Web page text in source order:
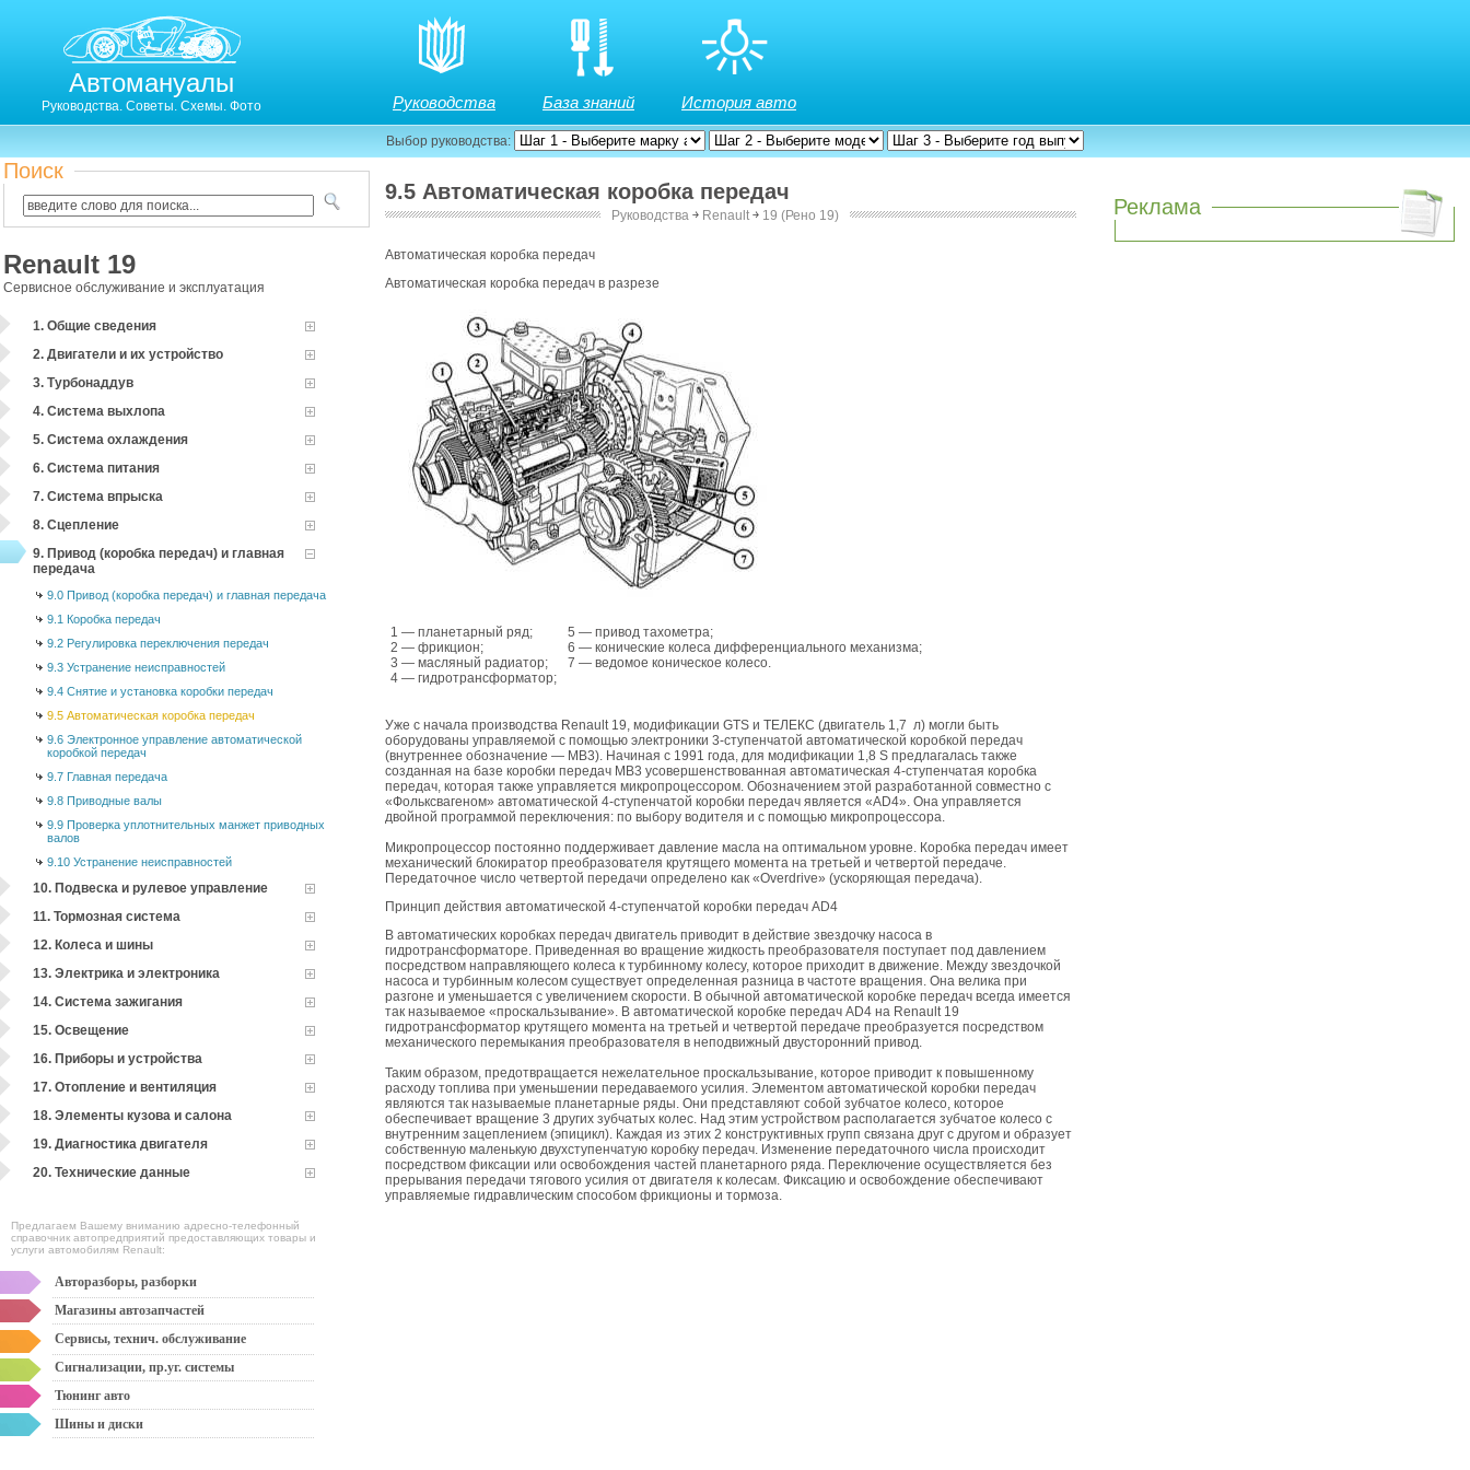
Автомануалы
Руководства. Советы. Схемы. Фото Руководства База знаний История авто
Выбор руководства:
Поиск
Renault 19
Сервисное обслуживание и эксплуатация
1. Общие сведения
2. Двигатели и их устройство
3. Турбонаддув
4. Система выхлопа
5. Система охлаждения
6. Система питания
7. Система впрыска
8. Сцепление
9. Привод (коробка передач) и главная
передача
9.0 Привод (коробка передач) и главная передача
9.1 Коробка передач
9.2 Регулировка переключения передач
9.3 Устранение неисправностей
9.4 Снятие и установка коробки передач
9.5 Автоматическая коробка передач
9.6 Электронное управление автоматической
коробкой передач
9.7 Главная передача
9.8 Приводные валы
9.9 Проверка уплотнительных манжет приводных
валов
9.10 Устранение неисправностей
10. Подвеска и рулевое управление
11. Тормозная система
12. Колеса и шины
13. Электрика и электроника
14. Система зажигания
15. Освещение
16. Приборы и устройства
17. Отопление и вентиляция
18. Элементы кузова и салона
19. Диагностика двигателя
20. Технические данные
Предлагаем Вашему вниманию адресно-телефонный
справочник автопредприятий предоставляющих товары и
услуги автомобилям Renault:
Авторазборы, разборки
Магазины автозапчастей
Сервисы, технич. обслуживание
Сигнализации, пр.уг. системы
Тюнинг авто
Шины и диски
9.5 Автоматическая коробка передач
Руководства ￫ Renault ￫ 19 (Рено 19)
Автоматическая коробка передач
Автоматическая коробка передач в разрезе
1 — планетарный ряд;
2 — фрикцион;
3 — масляный радиатор;
4 — гидротрансформатор;
5 — привод тахометра;
6 — конические колеса дифференциального механизма;
7 — ведомое коническое колесо.
Уже с начала производства Renault 19, модификации GTS и ТЕЛЕКС (двигатель 1,7 л) могли быть
оборудованы управляемой с помощью электроники 3-ступенчатой автоматической коробкой передач
(внутреннее обозначение — MB3). Начиная с 1991 года, для модификации 1,8 S предлагалась также
созданная на базе коробки передач MB3 усовершенствованная автоматическая 4-ступенчатая коробка
передач, которая также управляется микропроцессором. Обозначением этой разработанной совместно с
«Фольксвагеном» автоматической 4-ступенчатой коробки передач является «AD4». Она управляется
двойной программой переключения: по выбору водителя и с помощью микропроцессора.
Микропроцессор постоянно поддерживает давление масла на оптимальном уровне. Коробка передач имеет
механический блокиратор преобразователя крутящего момента на третьей и четвертой передаче.
Передаточное число четвертой передачи определено как «Overdrive» (ускоряющая передача).
Принцип действия автоматической 4-ступенчатой коробки передач AD4
В автоматических коробках передач двигатель приводит в действие звездочку насоса в
гидротрансформаторе. Приведенная во вращение жидкость преобразователя поступает под давлением
посредством направляющего колеса к турбинному колесу, которое приходит в движение. Между звездочкой
насоса и турбинным колесом существует определенная разница в частоте вращения. Она велика при
разгоне и уменьшается с увеличением скорости. В обычной автоматической коробке передач всегда имеется
так называемое «проскальзывание». В автоматической коробке передач AD4 на Renault 19
гидротрансформатор крутящего момента на третьей и четвертой передаче преобразуется посредством
механического перемыкания преобразователя в неподвижный двусторонний привод.
Таким образом, предотвращается нежелательное проскальзывание, которое приводит к повышенному
расходу топлива при уменьшении передаваемого усилия. Элементом автоматической коробки передач
являются так называемые планетарные ряды. Они представляют собой зубчатое колесо, которое
обеспечивает вращение 3 других зубчатых колес. Над этим устройством располагается зубчатое колесо с
внутренним зацеплением (эпицикл). Каждая из этих 2 конструктивных групп связана друг с другом и образует
собственную маленькую двухступенчатую коробку передач. Изменение передаточного числа происходит
посредством фиксации или освобождения частей планетарного ряда. Переключение осуществляется без
прерывания передачи тягового усилия от двигателя к колесам. Фиксацию и освобождение обеспечивают
управляемые гидравлическим способом фрикционы и тормоза.
Реклама